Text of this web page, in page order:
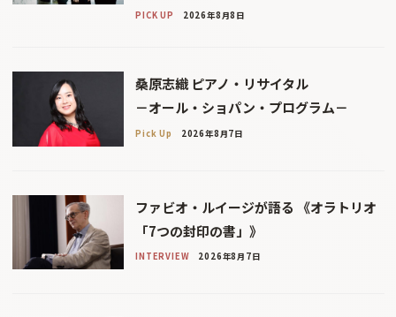
PICK UP 2026年8月8日
桑原志織 ピアノ・リサイタル
－オール・ショパン・プログラム－
Pick Up 2026年8月7日
ファビオ・ルイージが語る 《オラトリオ
「7つの封印の書」》
INTERVIEW 2026年8月7日